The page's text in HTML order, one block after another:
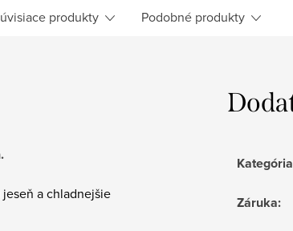
produkty Podobné produkty
a chladnejšie
Kategória
Záruka: